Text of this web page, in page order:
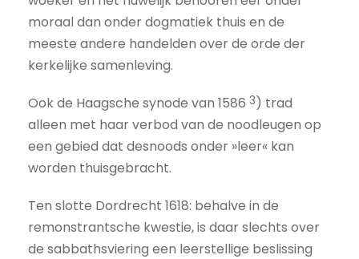
moraal dan onder dogmatiek thuis en de
meeste andere handelden over de orde der
kerkelijke samenleving.
Ook de Haagsche synode van 1586 3) trad
alleen met haar verbod van de noodleugen op
een gebied dat desnoods onder »leer« kan
worden thuisgebracht.
Ten slotte Dordrecht 1618: behalve in de
remonstrantsche kwestie, is daar slechts over
de sabbathsviering een leerstellige beslissing